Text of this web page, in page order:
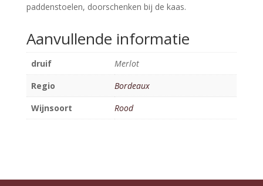
paddenstoelen, doorschenken bij de kaas.
Aanvullende informatie
druif
Merlot
Regio
Bordeaux
Wijnsoort
Rood